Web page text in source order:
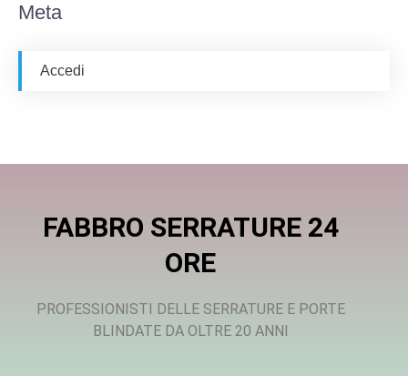
Meta
Accedi
FABBRO SERRATURE 24
ORE
PROFESSIONISTI DELLE SERRATURE E PORTE
BLINDATE DA OLTRE 20 ANNI